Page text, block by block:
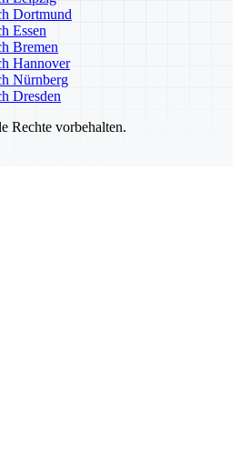
Dortmund
Essen
Bremen
Hannover
Nürnberg
Dresden
Rechte vorbehalten.